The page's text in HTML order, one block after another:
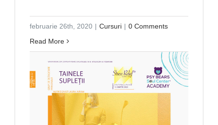
februarie 26th, 2020 | Cursuri | 0 Comments
Read More